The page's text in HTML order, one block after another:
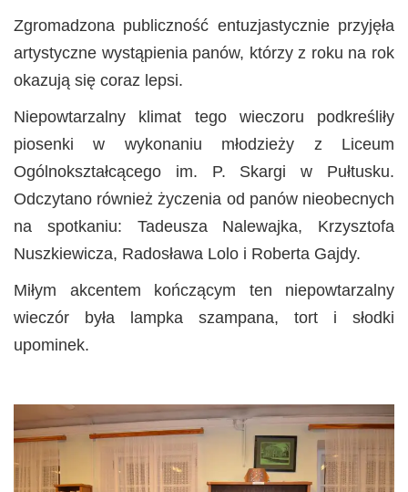
Zgromadzona publiczność entuzjastycznie przyjęła
artystyczne wystąpienia panów, którzy z roku na rok
okazują się coraz lepsi.
Niepowtarzalny klimat tego wieczoru podkreśliły
piosenki w wykonaniu młodzieży z Liceum
Ogólnokształcącego im. P. Skargi w Pułtusku.
Odczytano również życzenia od panów nieobecnych
na spotkaniu: Tadeusza Nalewajka, Krzysztofa
Nuszkiewicza, Radosława Lolo i Roberta Gajdy.
Miłym akcentem kończącym ten niepowtarzalny
wieczór była lampka szampana, tort i słodki
upominek.